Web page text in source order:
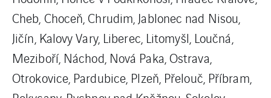
Cheb, Choceň, Chrudim, Jablonec nad Nisou,
Jičín, Kalovy Vary, Liberec, Litomyšl, Loučná,
Meziboří, Náchod, Nová Paka, Ostrava,
Otrokovice, Pardubice, Plzeň, Přelouč, Příbram,